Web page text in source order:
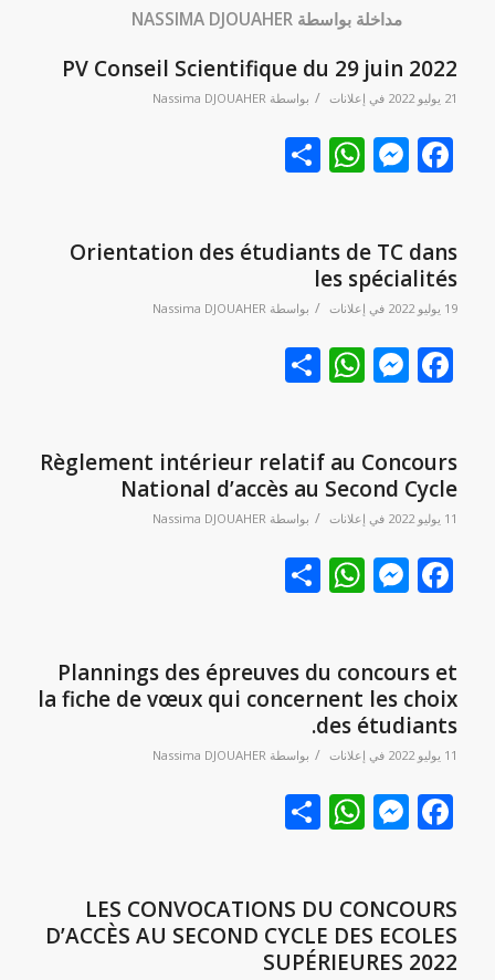
مداخلة بواسطة NASSIMA DJOUAHER
PV Conseil Scientifique du 29 juin 2022
21 يوليو 2022 في إعلانات / بواسطة Nassima DJOUAHER
Facebook
Messenger
WhatsApp
نشر
Orientation des étudiants de TC dans
les spécialités
19 يوليو 2022 في إعلانات / بواسطة Nassima DJOUAHER
Facebook
Messenger
WhatsApp
نشر
Règlement intérieur relatif au Concours
National d’accès au Second Cycle
11 يوليو 2022 في إعلانات / بواسطة Nassima DJOUAHER
Facebook
Messenger
WhatsApp
نشر
Plannings des épreuves du concours et
la fiche de vœux qui concernent les choix
des étudiants.
11 يوليو 2022 في إعلانات / بواسطة Nassima DJOUAHER
Facebook
Messenger
WhatsApp
نشر
LES CONVOCATIONS DU CONCOURS
D’ACCÈS AU SECOND CYCLE DES ECOLES
SUPÉRIEURES 2022